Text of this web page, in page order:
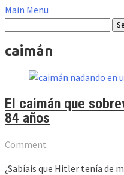
Main Menu
caimán
El caimán que
84 años
Comment
¿Sabíais que Hitler tenía de